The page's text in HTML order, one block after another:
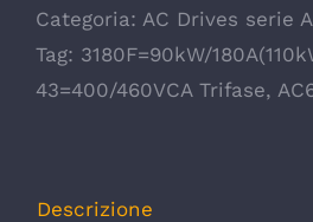
Categoria: AC Drives serie
Tag: 3180F=90kW/
43=400/460VCA Trifase,
Descrizione